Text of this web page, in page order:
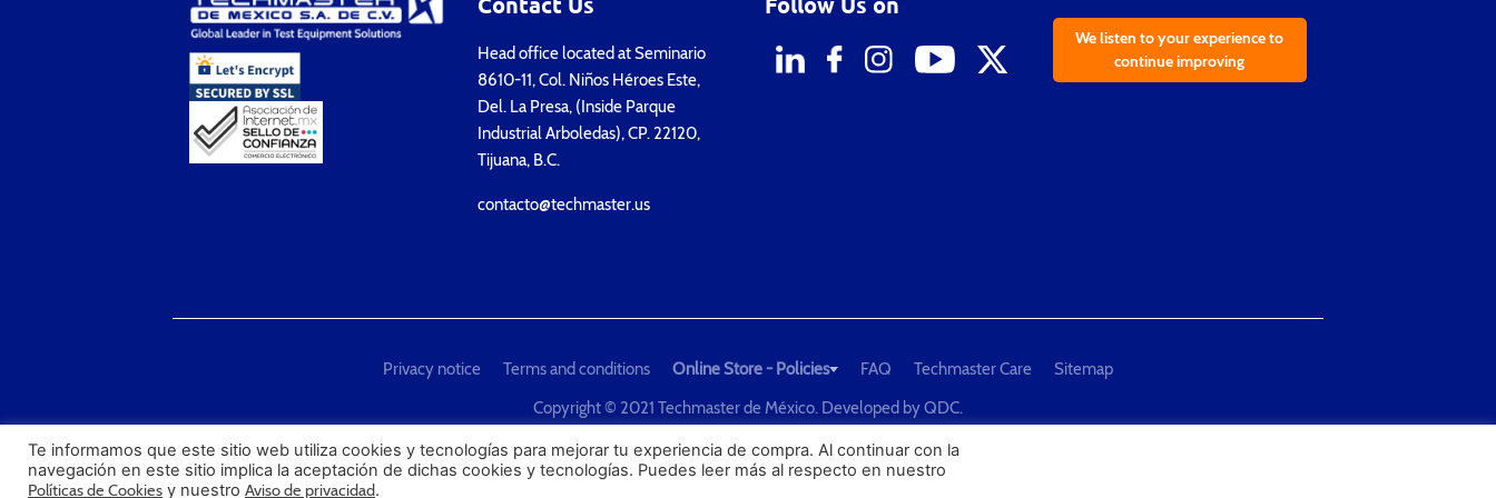
Head office located at Seminario
8610-11, Col. Niños Héroes Este,
Del. La Presa, (Inside Parque
Industrial Arboledas), CP. 22120,
Tijuana, B.C.
contacto@techmaster.us
We listen to your experience to
continue improving
Privacy notice Terms and conditions Online Store - Policies FAQ Techmaster Care
Sitemap
Copyright © 2021 Techmaster de México. Developed byQDC.
PROFECO CONDUSEF
Te informamos que este sitio web utiliza cookies y tecnologías para mejorar tu experiencia de compra. Al continuar con la
navegación en este sitio implica la aceptación de dichas cookies y tecnologías. Puedes leer más al respecto en nuestro
Políticas de Cookies y nuestro Aviso de privacidad.